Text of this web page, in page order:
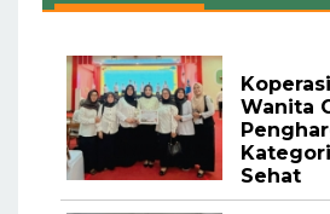
Wanita
Sehat